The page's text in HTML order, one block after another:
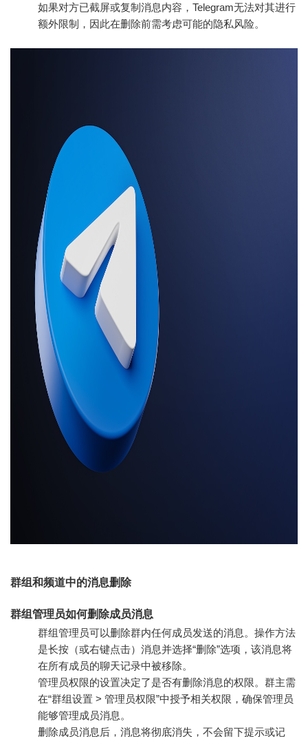
如果对方已截屏或复制消息内容，Telegram无法对其进行
额外限制，因此在删除前需考虑可能的隐私风险。
群组和频道中的消息删除
群组管理员如何删除成员消息
群组管理员可以删除群内任何成员发送的消息。操作方法
是长按（或右键点击）消息并选择“删除”选项，该消息将
在所有成员的聊天记录中被移除。
管理员权限的设置决定了是否有删除消息的权限。群主需
在“群组设置 > 管理员权限”中授予相关权限，确保管理员
能够管理成员消息。
删除成员消息后，消息将彻底消失，不会留下提示或记